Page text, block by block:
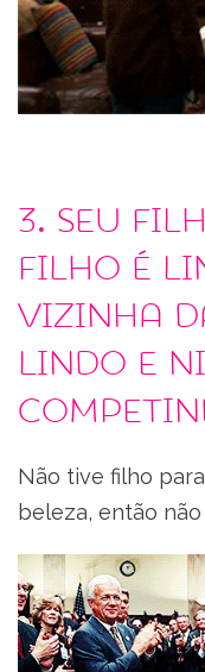
3. Seu
filho é
vizinha
lindo e
Não tive filho
beleza, então